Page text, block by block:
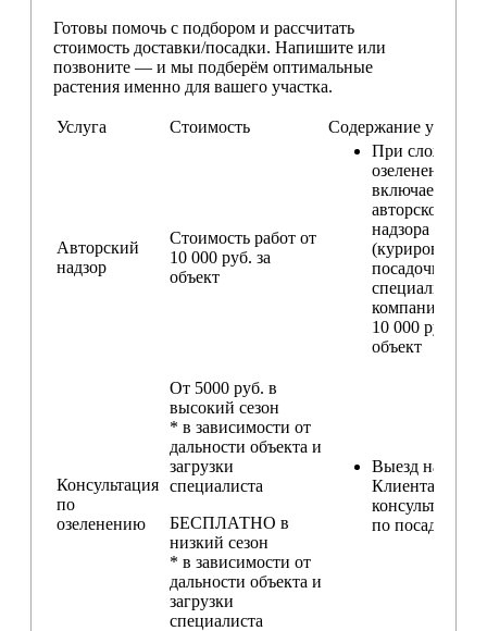
Готовы помочь с подбором и рассчитать
стоимость доставки/посадки. Напишите или
позвоните — и мы подберём оптимальные
растения именно для вашего участка.
Услуга Стоимость Содержание услуги
Авторский
надзор
Стоимость работ от
10 000 руб. за
объект
При сложном
озеленении
включаем
авторского
надзора
(курирование
посадочных
специалистом
компании) —
10 000 руб. за
объект
Консультация
по
озеленению
От 5000 руб. в
высокий сезон
* в зависимости от
дальности объекта и
загрузки
специалиста
БЕСПЛАТНО в
низкий сезон
* в зависимости от
дальности объекта и
загрузки
специалиста
Выезд на
Клиента для
по посадкам